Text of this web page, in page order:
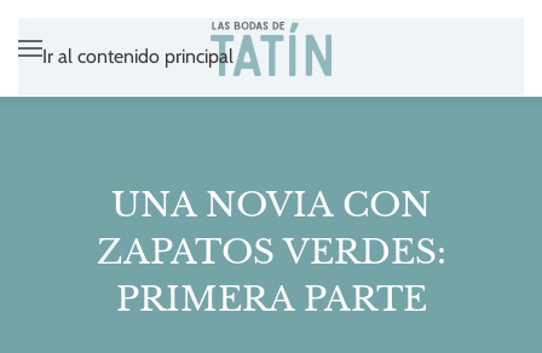
Ir al contenido principal
UNA NOVIA CON
ZAPATOS VERDES:
PRIMERA PARTE